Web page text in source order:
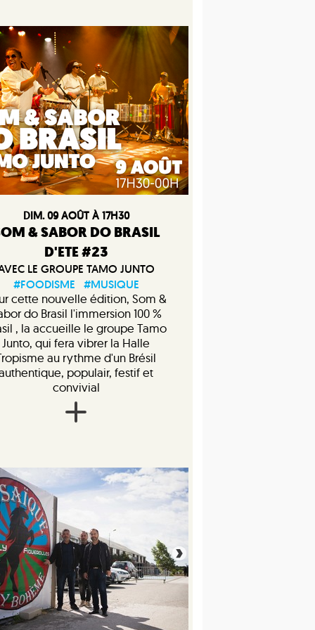
DIM. 09 AOÛT À 17H30
& SABOR DO BRASIL
D'ETE #23
LE GROUPE TAMO JUNTO
#FOODISME
#MUSIQUE
cette nouvelle édition, Som &
do Brasil l'immersion 100 %
, la accueille le groupe Tamo
Junto, qui fera vibrer la Halle
au rythme d'un Brésil
populair, festif et
convivial